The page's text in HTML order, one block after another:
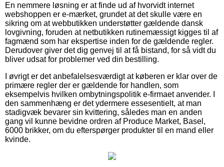
En nemmere løsning er at finde ud af hvorvidt internet
webshoppen er e-mærket, grundet at det skulle være en
sikring om at webbutikken understøtter gældende dansk
lovgivning, foruden at netbutikken rutinemæssigt kigges til af
fagmænd som har ekspertise inden for de gældende regler.
Derudover giver det dig genvej til at få bistand, for så vidt du
bliver udsat for problemer ved din bestilling.
I øvrigt er det anbefalelsesværdigt at køberen er klar over de
primære regler der er gældende for handlen, som
eksempelvis hvilken ombytningspolitik e-firmaet anvender. I
den sammenhæng er det ydermere essesentielt, at man
stadigvæk bevarer sin kvittering, således man en anden
gang vil kunne bevidne ordren af Produce Market, Basel,
6000 brikker, om du efterspørger produkter til en mand eller
kvinde.